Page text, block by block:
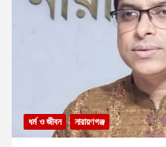
ধর্ম ও জীবন নারায়ণগঞ্জ